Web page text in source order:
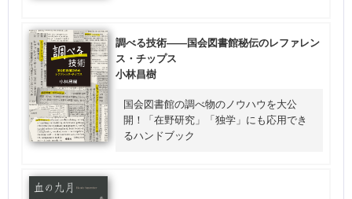
調べる技術――国会図書館秘伝のレファレン
ス・チップス
小林昌樹
国会図書館の調べ物のノウハウを大公
開！「在野研究」「独学」にも応用でき
るハンドブック